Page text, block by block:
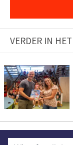
VERDER IN